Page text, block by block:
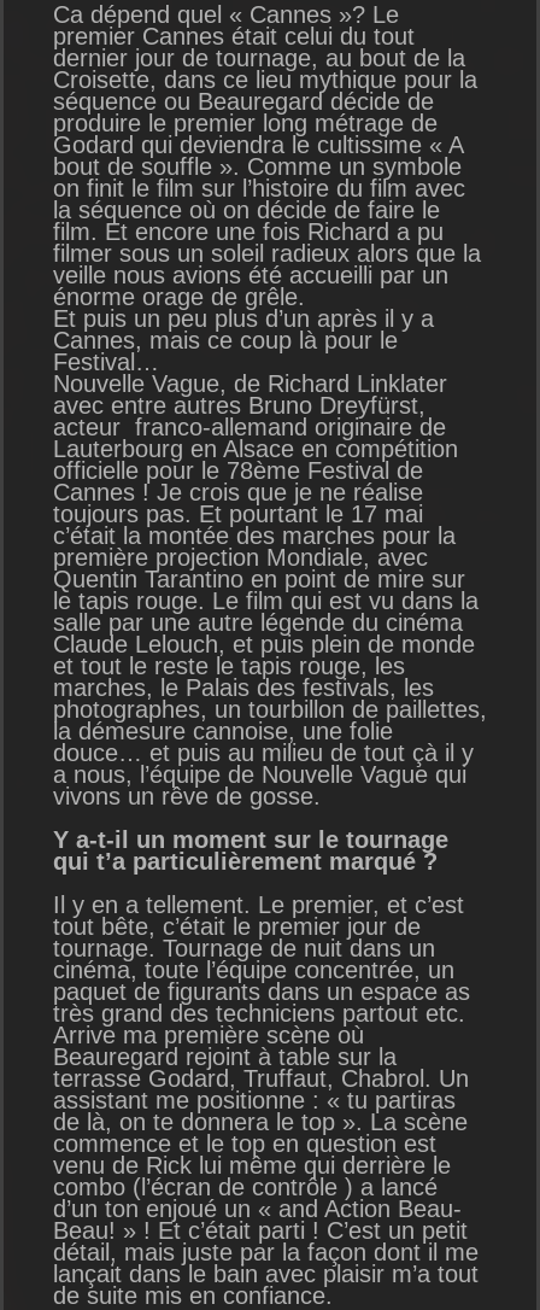
Ca dépend quel « Cannes »? Le
premier Cannes était celui du tout
dernier jour de tournage, au bout de la
Croisette, dans ce lieu mythique pour la
séquence ou Beauregard décide de
produire le premier long métrage de
Godard qui deviendra le cultissime « A
bout de souffle ». Comme un symbole
on finit le film sur l’histoire du film avec
la séquence où on décide de faire le
film. Et encore une fois Richard a pu
filmer sous un soleil radieux alors que la
veille nous avions été accueilli par un
énorme orage de grêle.
Et puis un peu plus d’un après il y a
Cannes, mais ce coup là pour le
Festival…
Nouvelle Vague, de Richard Linklater
avec entre autres Bruno Dreyfürst,
acteur franco-allemand originaire de
Lauterbourg en Alsace en compétition
officielle pour le 78ème Festival de
Cannes ! Je crois que je ne réalise
toujours pas. Et pourtant le 17 mai
c’était la montée des marches pour la
première projection Mondiale, avec
Quentin Tarantino en point de mire sur
le tapis rouge. Le film qui est vu dans la
salle par une autre légende du cinéma
Claude Lelouch, et puis plein de monde
et tout le reste le tapis rouge, les
marches, le Palais des festivals, les
photographes, un tourbillon de paillettes,
la démesure cannoise, une folie
douce… et puis au milieu de tout çà il y
a nous, l’équipe de Nouvelle Vague qui
vivons un rêve de gosse.
Y a-t-il un moment sur le tournage
qui t’a particulièrement marqué ?
Il y en a tellement. Le premier, et c’est
tout bête, c’était le premier jour de
tournage. Tournage de nuit dans un
cinéma, toute l’équipe concentrée, un
paquet de figurants dans un espace as
très grand des techniciens partout etc.
Arrive ma première scène où
Beauregard rejoint à table sur la
terrasse Godard, Truffaut, Chabrol. Un
assistant me positionne : « tu partiras
de là, on te donnera le top ». La scène
commence et le top en question est
venu de Rick lui même qui derrière le
combo (l’écran de contrôle ) a lancé
d’un ton enjoué un « and Action Beau-
Beau! » ! Et c’était parti ! C’est un petit
détail, mais juste par la façon dont il me
lançait dans le bain avec plaisir m’a tout
de suite mis en confiance.